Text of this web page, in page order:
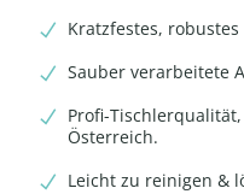
Kratzfestes,
Sauber verarbeitete
Profi-
Österreich.
Leicht zu reinigen &